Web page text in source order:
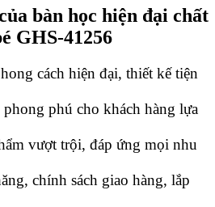
bàn học hiện đại chất
GHS-41256
cách hiện đại, thiết kế tiện
phú cho khách hàng lựa
vượt trội, đáp ứng mọi nhu
chính sách giao hàng, lắp